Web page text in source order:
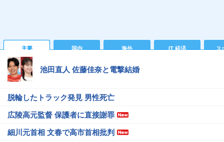
主要 国内 海外 IT 経済 ス
池田直人 佐藤佳奈と電撃結婚
脱輪したトラック発見 男性死亡
広陵高元監督 保護者に直接謝罪
細川元首相 文春で高市首相批判